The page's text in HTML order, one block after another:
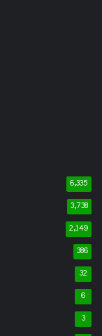
6,335
3,738
2,149
386
32
6
3